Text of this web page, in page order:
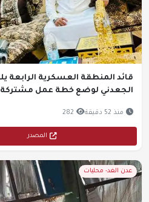
قائد المنطقة العسكرية الرابعة
الجعدني لوضع خطة عمل مشتركة
منذ 52 دقيقة 282
المصدر
عدن الغد- محليات